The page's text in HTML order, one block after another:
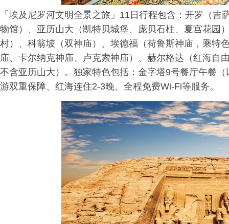
「埃及尼罗河文明全景之旅」11日行程包含：开罗（
物馆）、亚历山大（凯特贝城堡、庞贝石柱、夏宫花园
村）、科翁坡（双神庙）、埃德福（荷鲁斯神庙，乘特
庙、卡尔纳克神庙、卢克索神庙）、赫尔格达（红海自
不含亚历山大）。独家特色包括：金字塔9号餐厅午餐
游双重保障、红海连住2-3晚、全程免费Wi-Fi等服务。